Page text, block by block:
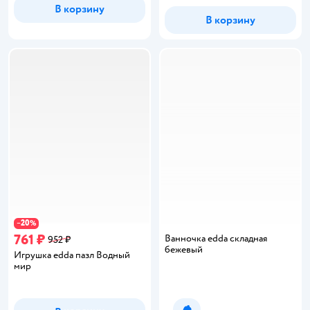
В корзину
В корзину
−20%
761 ₽ 952 ₽
Игрушка edda пазл Водный
мир
Ванночка edda складная
бежевый